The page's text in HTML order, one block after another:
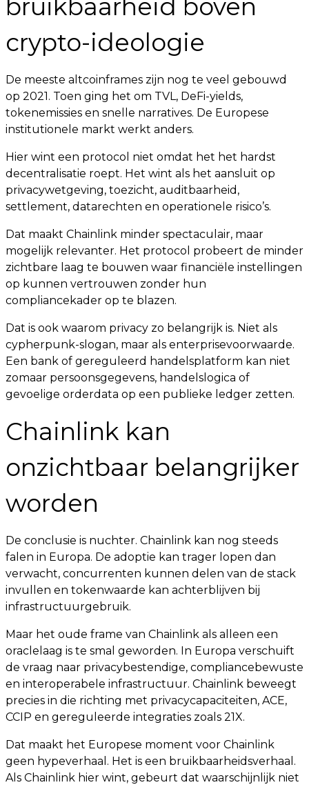
bruikbaarheid boven
crypto-ideologie
De meeste altcoinframes zijn nog te veel gebouwd
op 2021. Toen ging het om TVL, DeFi-yields,
tokenemissies en snelle narratives. De Europese
institutionele markt werkt anders.
Hier wint een protocol niet omdat het het hardst
decentralisatie roept. Het wint als het aansluit op
privacywetgeving, toezicht, auditbaarheid,
settlement, datarechten en operationele risico’s.
Dat maakt Chainlink minder spectaculair, maar
mogelijk relevanter. Het protocol probeert de minder
zichtbare laag te bouwen waar financiële instellingen
op kunnen vertrouwen zonder hun
compliancekader op te blazen.
Dat is ook waarom privacy zo belangrijk is. Niet als
cypherpunk-slogan, maar als enterprisevoorwaarde.
Een bank of gereguleerd handelsplatform kan niet
zomaar persoonsgegevens, handelslogica of
gevoelige orderdata op een publieke ledger zetten.
Chainlink kan
onzichtbaar belangrijker
worden
De conclusie is nuchter. Chainlink kan nog steeds
falen in Europa. De adoptie kan trager lopen dan
verwacht, concurrenten kunnen delen van de stack
invullen en tokenwaarde kan achterblijven bij
infrastructuurgebruik.
Maar het oude frame van Chainlink als alleen een
oraclelaag is te smal geworden. In Europa verschuift
de vraag naar privacybestendige, compliancebewuste
en interoperabele infrastructuur. Chainlink beweegt
precies in die richting met privacycapaciteiten, ACE,
CCIP en gereguleerde integraties zoals 21X.
Dat maakt het Europese moment voor Chainlink
geen hypeverhaal. Het is een bruikbaarheidsverhaal.
Als Chainlink hier wint, gebeurt dat waarschijnlijk niet